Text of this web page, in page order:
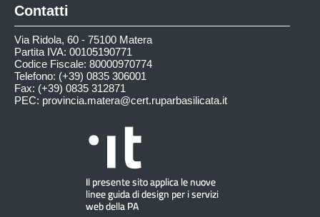
Contatti
Via Ridola, 60 - 75100 Matera
Partita IVA: 00105190771
Codice Fiscale: 80000970774
Telefono: (+39) 0835 306001
Fax: (+39) 0835 312871
PEC: provincia.matera@cert.ruparbasilicata.it